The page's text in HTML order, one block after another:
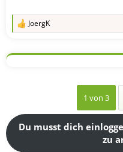
R
k
n
JoergK
1 von 3
Du musst dich
zu